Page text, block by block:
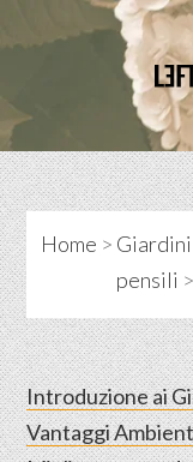
to
Home > Giardini
pensili >
Introduzione ai
Vantaggi